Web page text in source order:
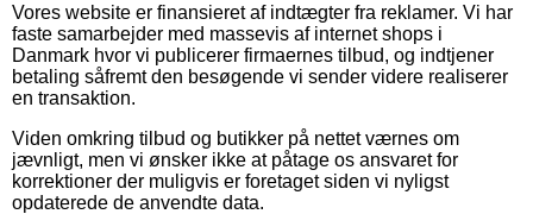
Vores website er finansieret af indtægter fra reklamer. Vi har
faste samarbejder med massevis af internet shops i
Danmark hvor vi publicerer firmaernes tilbud, og indtjener
betaling såfremt den besøgende vi sender videre realiserer
en transaktion.
Viden omkring tilbud og butikker på nettet værnes om
jævnligt, men vi ønsker ikke at påtage os ansvaret for
korrektioner der muligvis er foretaget siden vi nyligst
opdaterede de anvendte data.